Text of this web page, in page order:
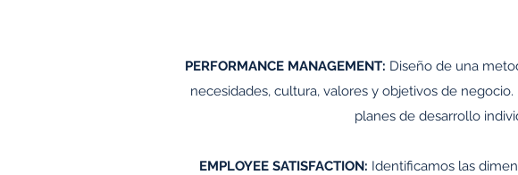
PERFORMANCE MANAGEMENT: Diseño de una
necesidades, cultura, valores y objetivos de
planes de desarrollo
EMPLOYEE SATISFACTION: Identificamos las